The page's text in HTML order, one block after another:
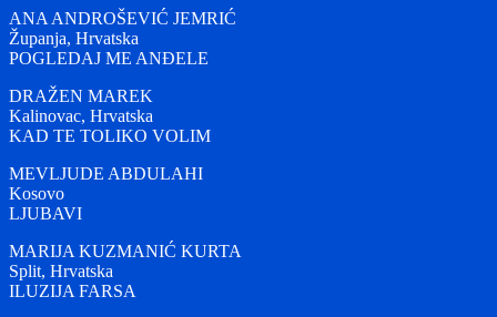
ANA ANDROŠEVIĆ JEMRIĆ
Županja, Hrvatska
POGLEDAJ ME ANĐELE
DRAŽEN MAREK
Kalinovac, Hrvatska
KAD TE TOLIKO VOLIM
MEVLJUDE ABDULAHI
Kosovo
LJUBAVI
MARIJA KUZMANIĆ KURTA
Split, Hrvatska
ILUZIJA FARSA